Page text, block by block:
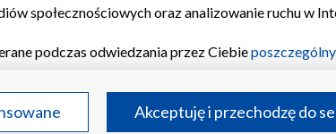
społecznościowych oraz analizowanie ruchu w
podczas odwiedzania przez Ciebie
następujących celów i funkcji: przechowywania
reklam, tworzenia profilu
Akceptuję i przechodzę do